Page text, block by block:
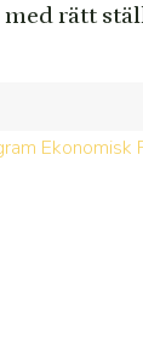
med rätt